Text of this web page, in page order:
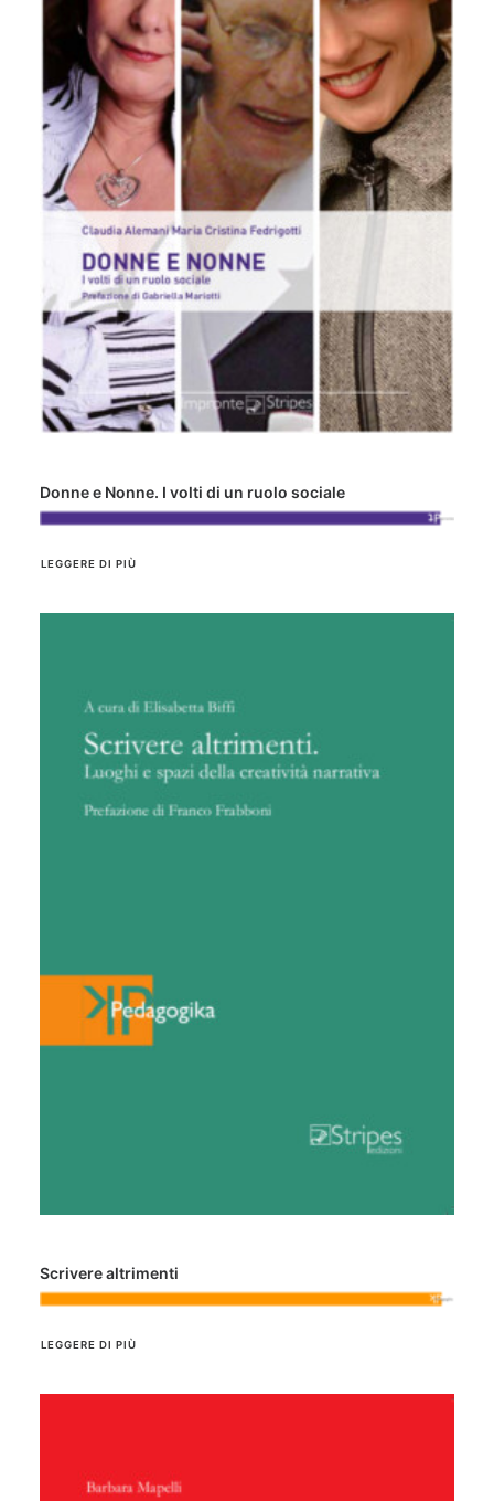
Donne e Nonne. I volti di un ruolo sociale
LEGGERE DI PIÙ
Scrivere altrimenti
LEGGERE DI PIÙ